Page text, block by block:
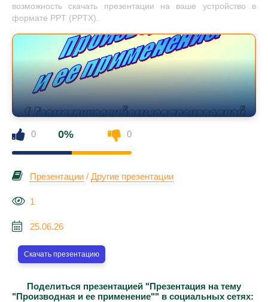
возможность скачать презентации на ваше устройство в
формате PPT (PPTX).
0 0% 0
Презентации / Другие презентации
1
25.06.26
Скачать презентацию
Поделиться презентацией "Презентация на тему
"Производная и ее применение"" в социальных сетях: